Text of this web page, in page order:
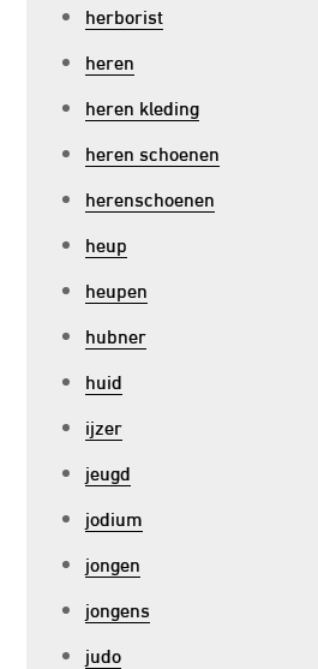
herborist
heren
heren kleding
heren schoenen
herenschoenen
heup
heupen
hubner
huid
ijzer
jeugd
jodium
jongen
jongens
judo